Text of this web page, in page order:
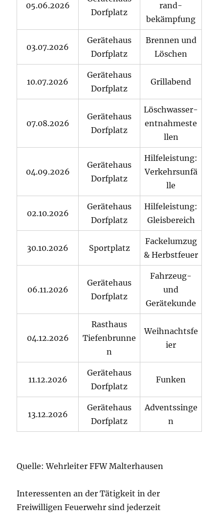
05.06.2026
Dorfplatz
rand-
bekämpfung
03.07.2026
Gerätehaus
Dorfplatz
Brennen und
Löschen
10.07.2026
Gerätehaus
Dorfplatz
Grillabend
07.08.2026
Gerätehaus
Dorfplatz
Löschwasser-
entnahmeste
llen
04.09.2026
Gerätehaus
Dorfplatz
Hilfeleistung:
Verkehrsunfä
lle
02.10.2026
Gerätehaus
Dorfplatz
Hilfeleistung:
Gleisbereich
30.10.2026 Sportplatz
Fackelumzug
& Herbstfeuer
06.11.2026
Gerätehaus
Dorfplatz
Fahrzeug-
und
Gerätekunde
04.12.2026
Rasthaus
Tiefenbrunne
n
Weihnachtsfe
ier
11.12.2026
Gerätehaus
Dorfplatz
Funken
13.12.2026
Gerätehaus
Dorfplatz
Adventssinge
n
Quelle: Wehrleiter FFW Malterhausen
Interessenten an der Tätigkeit in der
Freiwilligen Feuerwehr sind jederzeit